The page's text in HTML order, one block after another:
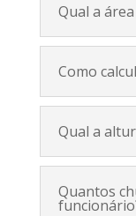
Qual a
Como
Qual a
Quantos